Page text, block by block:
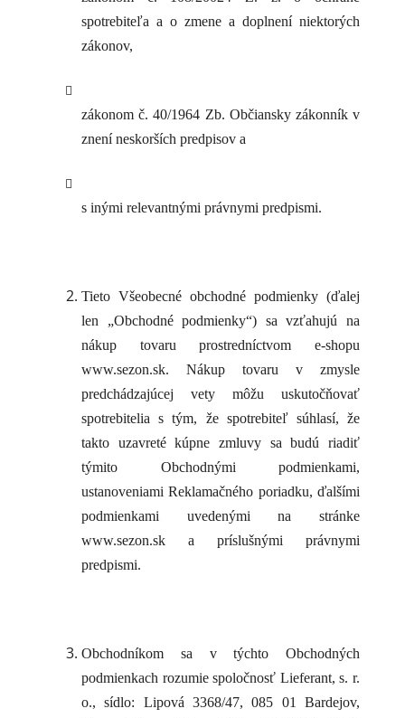
spotrebiteľa a o zmene a doplnení niektorých
zákonov,
zákonom č. 40/1964 Zb. Občiansky zákonník v
znení neskorších predpisov a
s inými relevantnými právnymi predpismi.
Tieto Všeobecné obchodné podmienky (ďalej
len „Obchodné podmienky“) sa vzťahujú na
nákup tovaru prostredníctvom e-shopu
www.sezon.sk. Nákup tovaru v zmysle
predchádzajúcej vety môžu uskutočňovať
spotrebitelia s tým, že spotrebiteľ súhlasí, že
takto uzavreté kúpne zmluvy sa budú riadiť
týmito Obchodnými podmienkami,
ustanoveniami Reklamačného poriadku, ďalšími
podmienkami uvedenými na stránke
www.sezon.sk a príslušnými právnymi
predpismi.
Obchodníkom sa v týchto Obchodných
podmienkach rozumie spoločnosť Lieferant, s. r.
o., sídlo: Lipová 3368/47, 085 01 Bardejov,